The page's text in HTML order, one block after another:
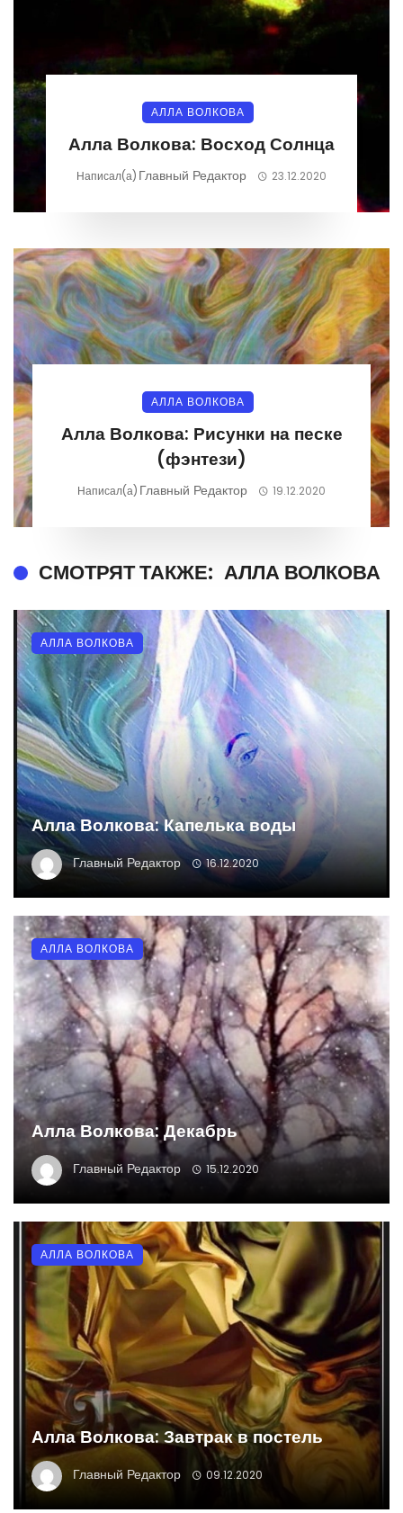
АЛЛА ВОЛКОВА
Алла Волкова: Восход Солнца
Написал(а) Главный Редактор 23.12.2020
АЛЛА ВОЛКОВА
Алла Волкова: Рисунки на песке
(фэнтези)
Написал(а) Главный Редактор 19.12.2020
СМОТРЯТ ТАКЖЕ: АЛЛА ВОЛКОВА
Алла Волкова: Капелька воды
Главный Редактор 16.12.2020
АЛЛА ВОЛКОВА
Алла Волкова: Декабрь
Главный Редактор 15.12.2020
АЛЛА ВОЛКОВА
Алла Волкова: Завтрак в постель
Главный Редактор 09.12.2020
АЛЛА ВОЛКОВА